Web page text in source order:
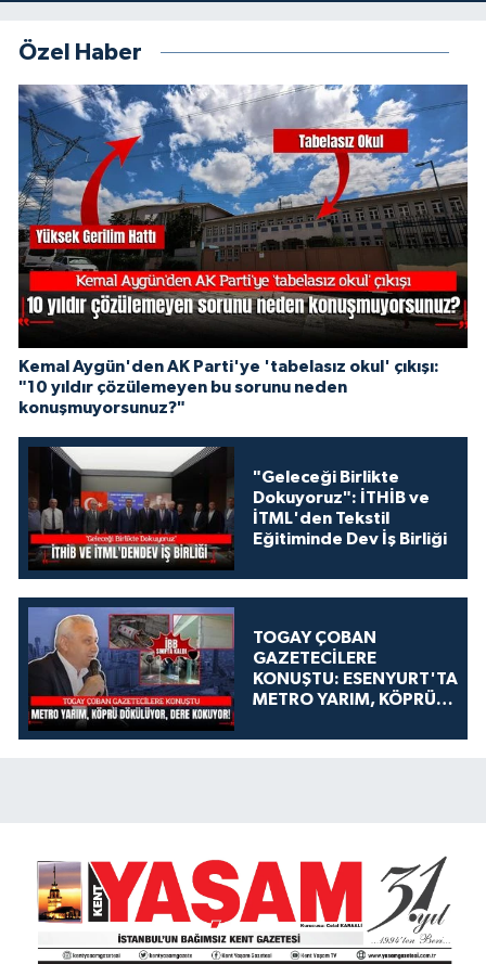
Özel Haber
Kemal Aygün'den AK Parti'ye 'tabelasız okul' çıkışı:
"10 yıldır çözülemeyen bu sorunu neden
konuşmuyorsunuz?"
"Geleceği Birlikte
Dokuyoruz": İTHİB ve
İTML'den Tekstil
Eğitiminde Dev İş Birliği
TOGAY ÇOBAN
GAZETECİLERE
KONUŞTU: ESENYURT'TA
METRO YARIM, KÖPRÜ
KOKUYOR!